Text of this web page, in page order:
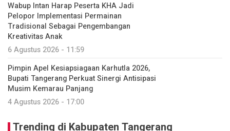
Wabup Intan Harap Peserta KHA Jadi
Pelopor Implementasi Permainan
Tradisional Sebagai Pengembangan
Kreativitas Anak
6 Agustus 2026 - 11:59
Pimpin Apel Kesiapsiagaan Karhutla 2026,
Bupati Tangerang Perkuat Sinergi Antisipasi
Musim Kemarau Panjang
4 Agustus 2026 - 17:00
Trending di Kabupaten Tangerang